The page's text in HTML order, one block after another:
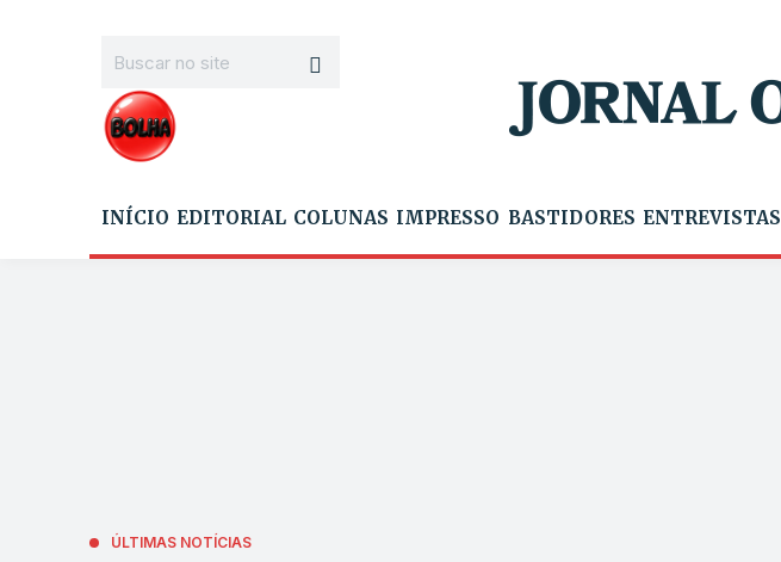
INÍCIO EDITORIAL COLUNAS IMPRESSO BASTIDORES ENTREVISTAS
ÚLTIMAS NOTÍCIAS